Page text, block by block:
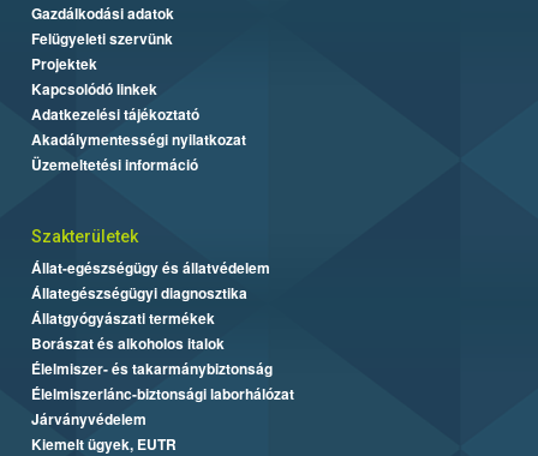
Gazdálkodási adatok
Felügyeleti szervünk
Projektek
Kapcsolódó linkek
Adatkezelési tájékoztató
Akadálymentességi nyilatkozat
Üzemeltetési információ
Szakterületek
Állat-egészségügy és állatvédelem
Állategészségügyi diagnosztika
Állatgyógyászati termékek
Borászat és alkoholos italok
Élelmiszer- és takarmánybiztonság
Élelmiszerlánc-biztonsági laborhálózat
Járványvédelem
Kiemelt ügyek, EUTR